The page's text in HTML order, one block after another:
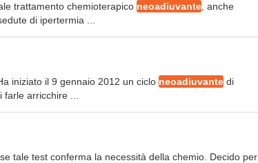
trattamento chemioterapico neoadiuvante , anche
di ipertermia ...
iniziato il 9 gennaio 2012 un ciclo neoadiuvante di
arricchire ...
tale test conferma la necessità della chemio. Decido per